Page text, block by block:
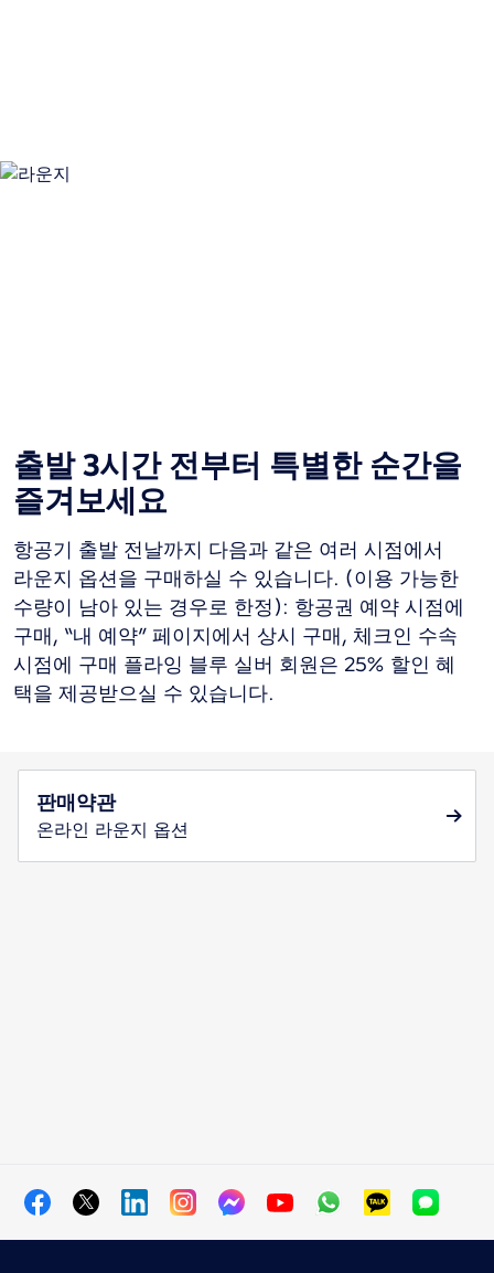
출발 3시간 전부터 특별한 순간을
즐겨보세요
항공기 출발 전날까지 다음과 같은 여러 시점에서
라운지 옵션을 구매하실 수 있습니다. (이용 가능한
수량이 남아 있는 경우로 한정): 항공권 예약 시점에
구매, “내 예약” 페이지에서 상시 구매, 체크인 수속
시점에 구매 플라잉 블루 실버 회원은 25% 할인 혜
판매약관
온라인 라운지 옵션